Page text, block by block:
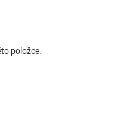
položce.